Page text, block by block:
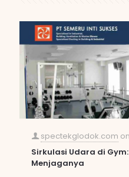
spectekglodok.com on
Sirkulasi Udara di
Menjaganya